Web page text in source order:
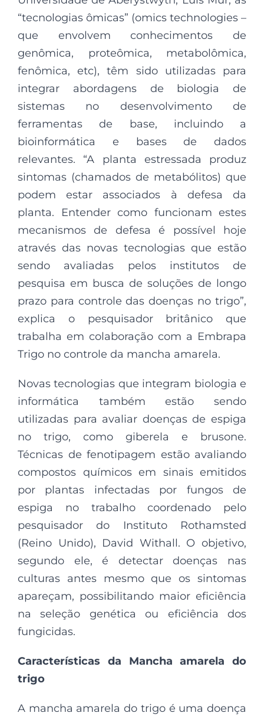
“tecnologias ômicas” (omics technologies –
que envolvem conhecimentos de
genômica, proteômica, metabolômica,
fenômica, etc), têm sido utilizadas para
integrar abordagens de biologia de
sistemas no desenvolvimento de
ferramentas de base, incluindo a
bioinformática e bases de dados
relevantes. “A planta estressada produz
sintomas (chamados de metabólitos) que
podem estar associados à defesa da
planta. Entender como funcionam estes
mecanismos de defesa é possível hoje
através das novas tecnologias que estão
sendo avaliadas pelos institutos de
pesquisa em busca de soluções de longo
prazo para controle das doenças no trigo”,
explica o pesquisador britânico que
trabalha em colaboração com a Embrapa
Trigo no controle da mancha amarela.
Novas tecnologias que integram biologia e
informática também estão sendo
utilizadas para avaliar doenças de espiga
no trigo, como giberela e brusone.
Técnicas de fenotipagem estão avaliando
compostos químicos em sinais emitidos
por plantas infectadas por fungos de
espiga no trabalho coordenado pelo
pesquisador do Instituto Rothamsted
(Reino Unido), David Withall. O objetivo,
segundo ele, é detectar doenças nas
culturas antes mesmo que os sintomas
apareçam, possibilitando maior eficiência
na seleção genética ou eficiência dos
fungicidas.
Características da Mancha amarela do
trigo
A mancha amarela do trigo é uma doença